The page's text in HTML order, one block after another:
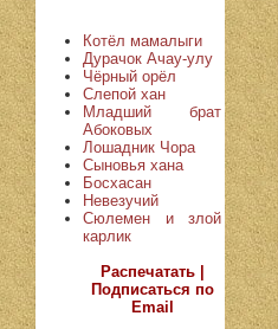
Котёл мамалыги
Дурачок Ачау-улу
Чёрный орёл
Слепой хан
Младший брат
Абоковых
Лошадник Чора
Сыновья хана
Босхасан
Невезучий
Сюлемен и злой
карлик
Распечатать |
Подписаться по
Email